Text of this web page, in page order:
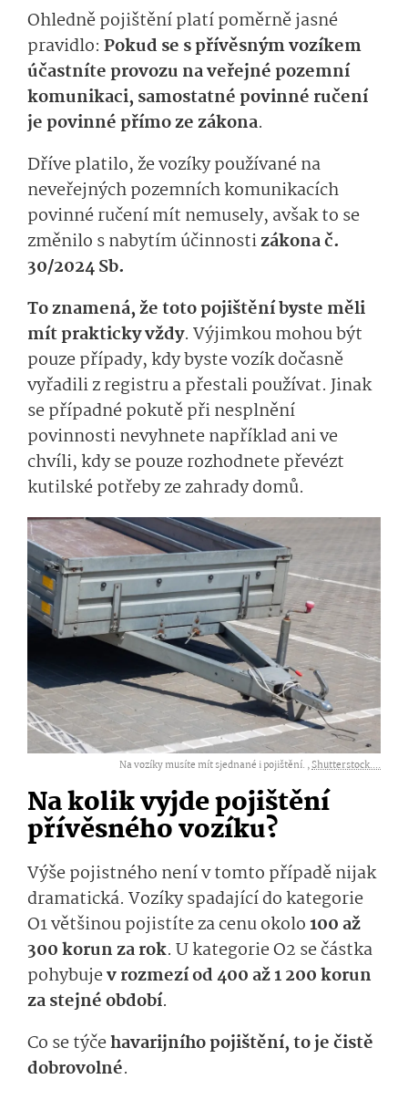
Ohledně pojištění platí poměrně jasné
pravidlo: Pokud se s přívěsným vozíkem
účastníte provozu na veřejné pozemní
komunikaci, samostatné povinné ručení
je povinné přímo ze zákona.
Dříve platilo, že vozíky používané na
neveřejných pozemních komunikacích
povinné ručení mít nemusely, avšak to se
změnilo s nabytím účinnostizákona č.
30/2024 Sb.
To znamená, že toto pojištění byste měli
mít prakticky vždy. Výjimkou mohou být
pouze případy, kdy byste vozík dočasně
vyřadili z registru a přestali používat. Jinak
se případné pokutě při nesplnění
povinnosti nevyhnete například ani ve
chvíli, kdy se pouze rozhodnete převézt
kutilské potřeby ze zahrady domů.
Na vozíky musíte mít sjednané i pojištění. ,Shutterstock....
Na kolik vyjde pojištění
přívěsného vozíku?
Výše pojistného není v tomto případě nijak
dramatická. Vozíky spadající do kategorie
O1 většinou pojistíte za cenu okolo100 až
300 korun za rok. U kategorie O2 se částka
pohybujev rozmezí od 400 až 1 200 korun
za stejné období.
Co se týčehavarijního pojištění, to je čistě
dobrovolné.